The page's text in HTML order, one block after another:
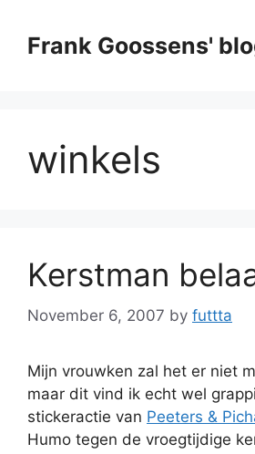
contentFrank Goossens'
winkels
Kerstman
November 6, 2007 by futtta
Mijn vrouwken zal het er niet
maar dit vind ik echt wel
stickeractie van Peeters &
Humo tegen de vroegtijdige